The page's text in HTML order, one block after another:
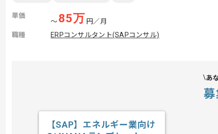
単価
〜85万 円／月
職種
ERPコンサルタント(SAPコンサル)
あ
【SAP】エネルギー業向け